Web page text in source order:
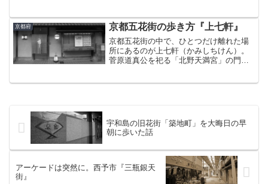
無事に目的地にたどり着けるのか不安に
なりながら車を走らせてい...
京都府 京都五花街の歩き方『上七軒』
京都五花街の中で、ひとつだけ離れた場
所にあるのが上七軒（かみしちけん）。
菅原道真公を祀る「北野天満宮」の門前
宇和島の旧花街「築地町」を大晦日の早
朝に歩いた話
アーケードは突然に。西予市『三瓶銀天
街』